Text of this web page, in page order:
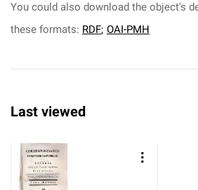
You could also download the object's
these formats: RDF; OAI-PMH
Last viewed